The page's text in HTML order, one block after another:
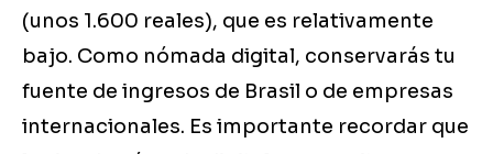
(unos 1.600 reales), que es relativamente
bajo. Como nómada digital, conservarás tu
fuente de ingresos de Brasil o de empresas
internacionales. Es importante recordar que